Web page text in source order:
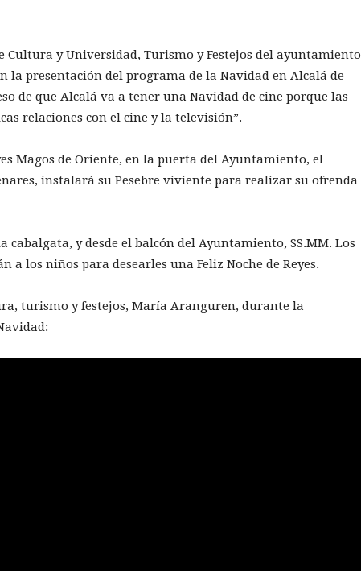
Cultura y Universidad, Turismo y Festejos del ayuntamiento
la presentación del programa de la Navidad en Alcalá de
de que Alcalá va a tener una Navidad de cine porque las
relaciones con el cine y la televisión”.
Magos de Oriente, en la puerta del Ayuntamiento, el
instalará su Pesebre viviente para realizar su ofrenda
y desde el balcón del Ayuntamiento, SS.MM. Los
a los niños para desearles una Feliz Noche de Reyes.
turismo y festejos, María Aranguren, durante la